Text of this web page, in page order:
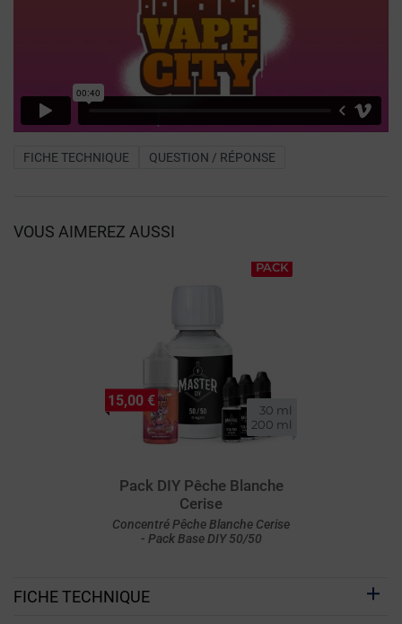
FICHE TECHNIQUE QUESTION / RÉPONSE
VOUS AIMEREZ AUSSI
PACK
30 ml
200 ml
Pack DIY Pêche Blanche
Cerise
Concentré Pêche Blanche Cerise
- Pack Base DIY 50/50
15,00 €
FICHE TECHNIQUE